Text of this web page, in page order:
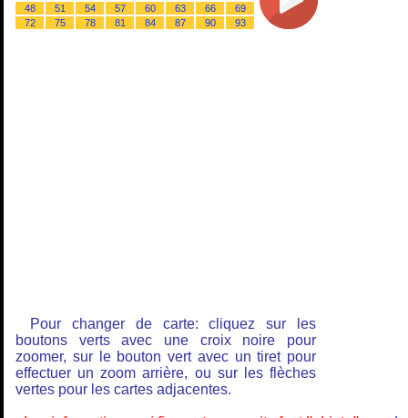
48
51 54 57 60 63 66
69
72
75 78 81 84 87 90 93
Pour changer de carte: cliquez sur les
boutons verts avec une croix noire pour
zoomer, sur le bouton vert avec un tiret pour
effectuer un zoom arrière, ou sur les flèches
vertes pour les cartes adjacentes.